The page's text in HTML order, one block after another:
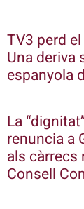
TV3 perd
Una deriva
espanyola
La
renuncia a
als càrrecs
Consell